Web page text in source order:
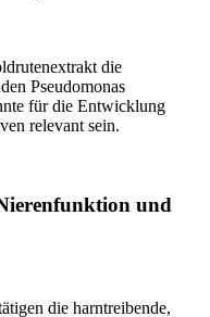
die
Pseudomonas
für die Entwicklung
relevant sein.
und
die harntreibende,